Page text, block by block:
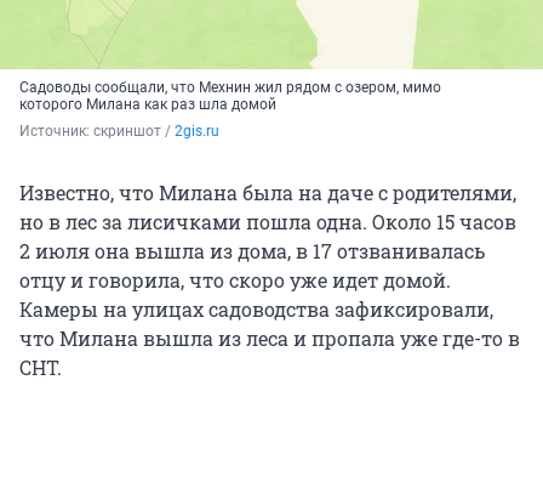
Садоводы сообщали, что Мехнин жил рядом с озером, мимо
которого Милана как раз шла домой
Источник: скриншот / 2gis.ru
Известно, что Милана была на даче с родителями,
но в лес за лисичками пошла одна. Около 15 часов
2 июля она вышла из дома, в 17 отзванивалась
отцу и говорила, что скоро уже идет домой.
Камеры на улицах садоводства зафиксировали,
что Милана вышла из леса и пропала уже где-то в
СНТ.